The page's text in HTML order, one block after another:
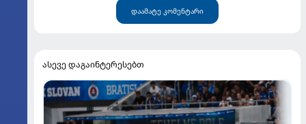
დაამატე კომენტარი
ასევე დაგაინტერესებთ